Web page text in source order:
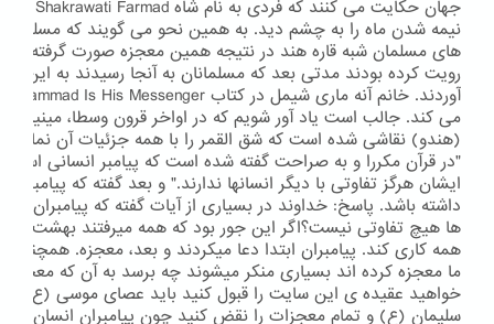
نیمه شدن ماه را به چشم دید. به همین نحو می گویند که
های مسلمان شبه قاره هند در نتیجه همین معجزه صورت گرفته است
رویت کرده بودند مدتی بعد که مسلمانان به آنجا رسیدند به این
می کند. جالب است یاد آور شویم که در اواخر قرون وسطا،
"در قرآن مکررا و به صراحت گفته شده است که پیامبر انسانی است
ایشان هرگز تفاوتی با دیگر انسانها ندارند." و بعد گفته که پیامبر
داشته باشد. پاسخ: خداوند در بسیاری از آیات گفته که پیامبران
ها هیچ تفاوتی نیست؟اگر این جور بود که همه میرفتند
همه کاری کند. پیامبران ابتدا دعا میکردند و بعد، معجزه. همچنین
ما معجزه کرده اند بسیاری منکر میشوند چه برسد به آن که
خواهید عقیده ی این سایت را قبول کنید باید عصای موسی